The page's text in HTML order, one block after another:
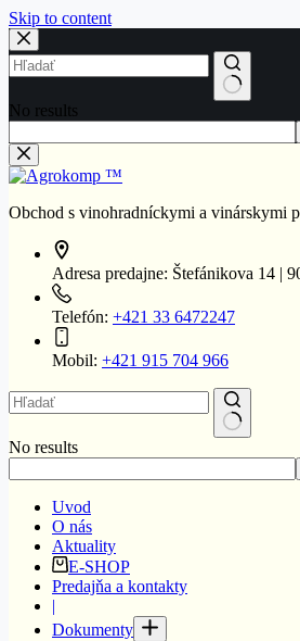
Skip to content
No results
Obchod s vinohradníckymi a vinárskymi
Adresa predajne: Štefánikova 14 |
Telefón: +421 33 6472247
Mobil: +421 915 704 966
No results
Uvod
O nás
Aktuality
E-SHOP
Predajňa a kontakty
|
Dokumenty